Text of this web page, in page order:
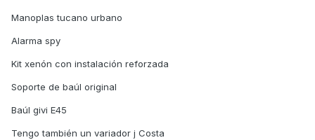
Manoplas tucano urbano
Alarma spy
Kit xenón con instalación reforzada
Soporte de baúl original
Baúl givi E45
Tengo también un variador j Costa